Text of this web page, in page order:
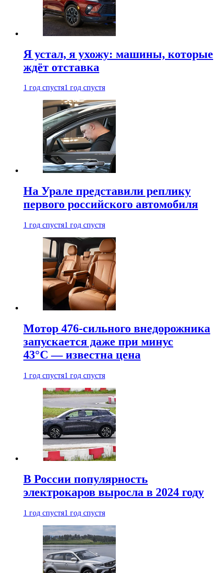
Я устал, я ухожу: машины, которые
ждёт отставка
1 год спустя1 год спустя
На Урале представили реплику
первого российского автомобиля
1 год спустя1 год спустя
Мотор 476-сильного внедорожника
запускается даже при минус
43°С — известна цена
1 год спустя1 год спустя
В России популярность
электрокаров выросла в 2024 году
1 год спустя1 год спустя